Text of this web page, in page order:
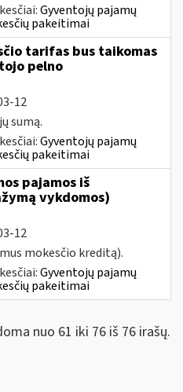
Gyventojų pajamų
pakeitimai
tarifas bus taikomas
pelno
12
sumą.
Gyventojų pajamų
pakeitimai
pajamos iš
vykdomos)
12
mokesčio kreditą).
Gyventojų pajamų
pakeitimai
nuo 61 iki 76 iš 76 irašų.